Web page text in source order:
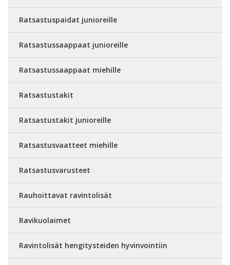
Ratsastuspaidat junioreille
Ratsastussaappaat junioreille
Ratsastussaappaat miehille
Ratsastustakit
Ratsastustakit junioreille
Ratsastusvaatteet miehille
Ratsastusvarusteet
Rauhoittavat ravintolisät
Ravikuolaimet
Ravintolisät hengitysteiden hyvinvointiin